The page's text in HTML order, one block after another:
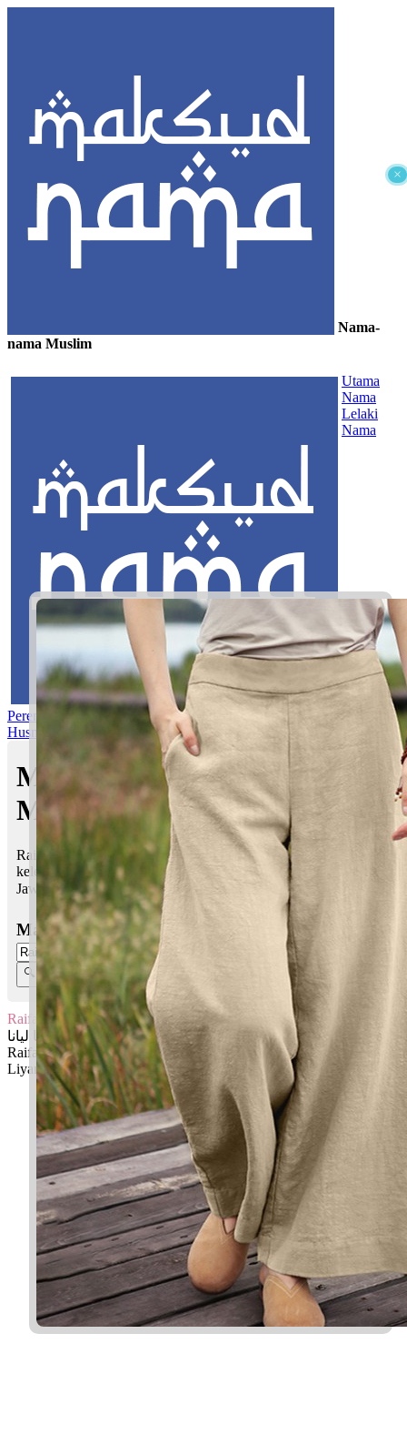
×
Nama-
nama Muslim
Utama
Nama
Lelaki
Nama
Perempuan Nama Pilihan Nama Gabungan Nama Rasul
Asma’ul
Husna
Maksud nama Raifa Liyana |
Maksud Nama dalam Islam
Raifa Liyana bermaksud Penyayang, baik hati; Kehalusan,
kelembutan
Jawi: رايفا ليانا
Masukkan Nama:
Raifa Liyana
رايفا ليانا
Raifa: Penyayang, baik hati
Liyana: Kehalusan, kelembutan
✚ Baju Baby Custom Nama 'Raifa Liyana'